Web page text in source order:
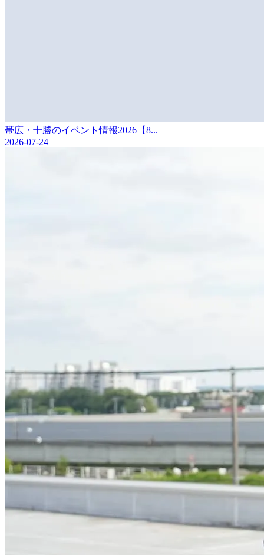
帯広・十勝のイベント情報2026【8...
2026-07-24